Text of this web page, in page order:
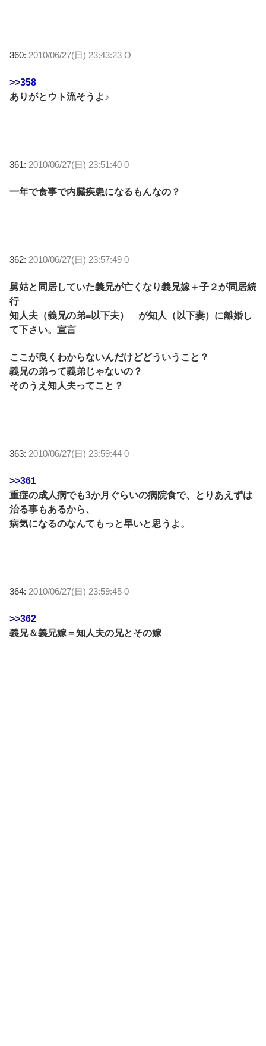
360: 2010/06/27(日) 23:43:23 O
>>358
ありがとウト流そうよ♪
361: 2010/06/27(日) 23:51:40 0
一年で食事で内臓疾患になるもんなの？
362: 2010/06/27(日) 23:57:49 0
舅姑と同居していた義兄が亡くなり義兄嫁＋子２が同居続
行
知人夫（義兄の弟=以下夫） が知人（以下妻）に離婚し
て下さい。宣言
ここが良くわからないんだけどどういうこと？
義兄の弟って義弟じゃないの？
そのうえ知人夫ってこと？
363: 2010/06/27(日) 23:59:44 0
>>361
重症の成人病でも3か月ぐらいの病院食で、とりあえずは
治る事もあるから、
病気になるのなんてもっと早いと思うよ。
364: 2010/06/27(日) 23:59:45 0
>>362
義兄＆義兄嫁＝知人夫の兄とその嫁